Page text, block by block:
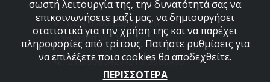
Στεφάνου Σαράφη 36,
Αργυρούπολη 164 52
210 9960427-210 9960489
σωστή λειτουργία της, την δυνατότητά σας να
επικοινωνήσετε μαζί μας, να δημιουργήσει
στατιστικά για την χρήση της και να παρέχει
πληροφορίες από τρίτους. Πατήστε ρυθμίσεις για
να επιλέξετε ποια cookies θα αποδεχθείτε.
ΠΕΡΙΣΣΟΤΕΡΑ